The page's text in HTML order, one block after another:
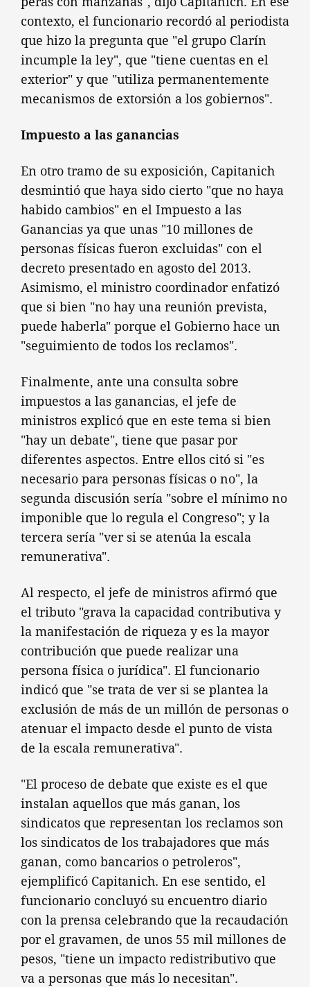
contexto, el funcionario recordó al periodista
que hizo la pregunta que "el grupo Clarín
incumple la ley", que "tiene cuentas en el
exterior" y que "utiliza permanentemente
mecanismos de extorsión a los gobiernos".
Impuesto a las ganancias
En otro tramo de su exposición, Capitanich
desmintió que haya sido cierto "que no haya
habido cambios" en el Impuesto a las
Ganancias ya que unas "10 millones de
personas físicas fueron excluidas" con el
decreto presentado en agosto del 2013.
Asimismo, el ministro coordinador enfatizó
que si bien "no hay una reunión prevista,
puede haberla" porque el Gobierno hace un
"seguimiento de todos los reclamos".
Finalmente, ante una consulta sobre
impuestos a las ganancias, el jefe de
ministros explicó que en este tema si bien
"hay un debate", tiene que pasar por
diferentes aspectos. Entre ellos citó si "es
necesario para personas físicas o no", la
segunda discusión sería "sobre el mínimo no
imponible que lo regula el Congreso"; y la
tercera sería "ver si se atenúa la escala
remunerativa".
Al respecto, el jefe de ministros afirmó que
el tributo "grava la capacidad contributiva y
la manifestación de riqueza y es la mayor
contribución que puede realizar una
persona física o jurídica". El funcionario
indicó que "se trata de ver si se plantea la
exclusión de más de un millón de personas o
atenuar el impacto desde el punto de vista
de la escala remunerativa".
"El proceso de debate que existe es el que
instalan aquellos que más ganan, los
sindicatos que representan los reclamos son
los sindicatos de los trabajadores que más
ganan, como bancarios o petroleros",
ejemplificó Capitanich. En ese sentido, el
funcionario concluyó su encuentro diario
con la prensa celebrando que la recaudación
por el gravamen, de unos 55 mil millones de
pesos, "tiene un impacto redistributivo que
va a personas que más lo necesitan".